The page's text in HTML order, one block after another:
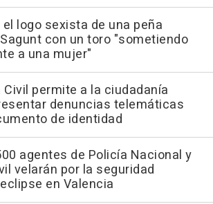
logo sexista de una peña
con un toro "sometiendo
a una mujer"
Civil permite a la ciudadanía
denuncias telemáticas
de identidad
agentes de Policía Nacional y
velarán por la seguridad
en Valencia